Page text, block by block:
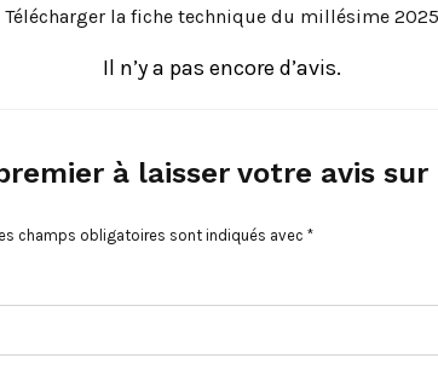
Télécharger la fiche technique du millésime 2025
Il n’y a pas encore d’avis.
à laisser votre avis sur
champs obligatoires sont indiqués avec *